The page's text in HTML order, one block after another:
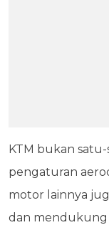
KTM bukan
pengaturan
motor lainnya
dan